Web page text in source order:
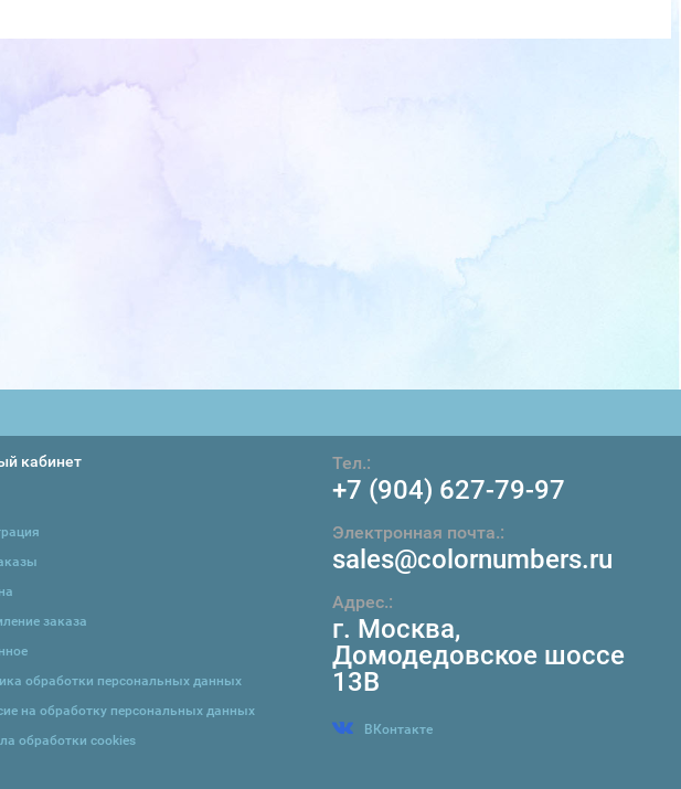
кабинет
заказа
обработки персональных данных
на обработку персональных данных
обработки cookies
Тел.:
+7 (904) 627-79-97
Электронная почта.:
sales@colornumbers.ru
Адрес.:
г. Москва,
Домодедовское шоссе
13В
ВКонтакте